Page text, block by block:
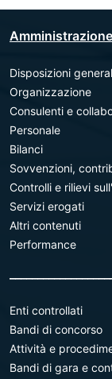
Disposizioni
Organizzazione
Consulenti e
Personale
Bilanci
Sovvenzioni,
Controlli e rilievi
Servizi erogati
Altri contenuti
Performance
Enti controllati
Bandi di concorso
Attività e
Bandi di gara e